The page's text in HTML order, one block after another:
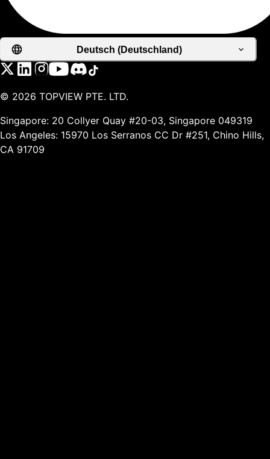
Deutsch (Deutschland)
© 2026 TOPVIEW PTE. LTD.
Singapore: 20 Collyer Quay #20-03, Singapore 049319
Los Angeles: 15970 Los Serranos CC Dr #251, Chino Hills,
CA 91709